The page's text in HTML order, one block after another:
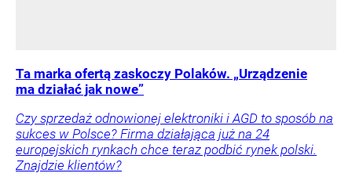
Ta marka ofertą zaskoczy Polaków. „Urządzenie
ma działać jak nowe”
Czy sprzedaż odnowionej elektroniki i AGD to sposób na
sukces w Polsce? Firma działająca już na 24
europejskich rynkach chce teraz podbić rynek polski.
Znajdzie klientów?